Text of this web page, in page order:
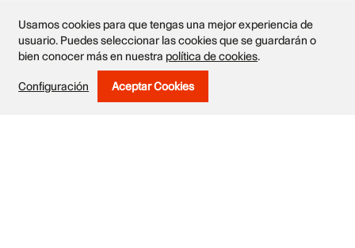
Usamos cookies para que tengas una mejor experiencia de
usuario. Puedes seleccionar las cookies que se guardarán o
bien conocer más en nuestra política de cookies.
Configuración Aceptar Cookies